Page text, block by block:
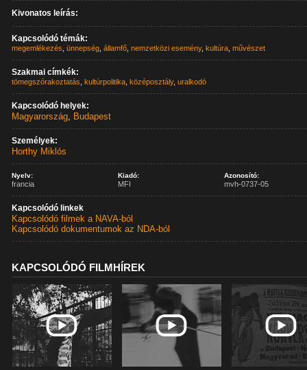
Kivonatos leírás:
Kapcsolódó témák:
megemlékezés ,ünnepség ,államfő ,nemzetközi esemény,kultúra ,művészet
Szakmai címkék:
tömegszórakoztatás ,kultúrpolitika ,középosztály,uralkodó
Kapcsolódó helyek:
Magyarország, Budapest
Személyek:
Horthy Miklós
Nyelv:
francia
Kiadó:
MFI
Azonosító:
mvh-0737-05
Kapcsolódó linkek
Kapcsolódó filmek a NAVA-ból
Kapcsolódó dokumentumok az NDA-ból
KAPCSOLÓDÓ FILMHÍREK